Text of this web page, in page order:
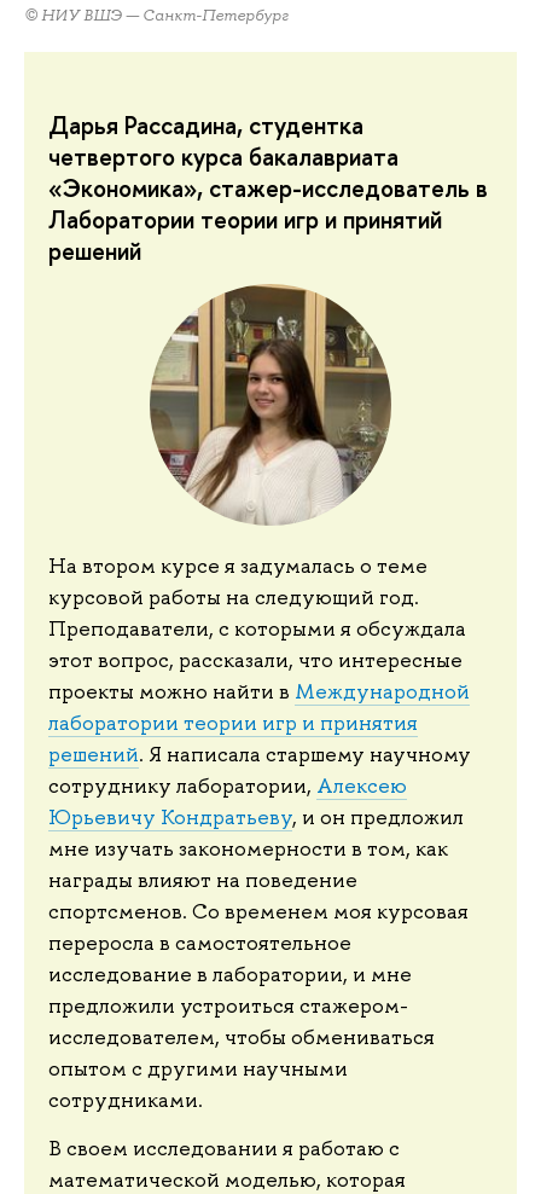
© НИУ ВШЭ — Санкт-Петербург
Дарья Рассадина, студентка
четвертого курса бакалавриата
«Экономика», стажер-исследователь в
Лаборатории теории игр и принятий
решений
На втором курсе я задумалась о теме
курсовой работы на следующий год.
Преподаватели, с которыми я обсуждала
этот вопрос, рассказали, что интересные
проекты можно найти в Международной
лаборатории теории игр и принятия
решений. Я написала старшему научному
сотруднику лаборатории, Алексею
Юрьевичу Кондратьеву, и он предложил
мне изучать закономерности в том, как
награды влияют на поведение
спортсменов. Со временем моя курсовая
переросла в самостоятельное
исследование в лаборатории, и мне
предложили устроиться стажером-
исследователем, чтобы обмениваться
опытом с другими научными
сотрудниками.
В своем исследовании я работаю с
математической моделью, которая